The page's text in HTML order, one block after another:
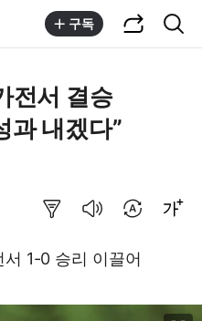
구독
전서 결승
과 내겠다”
1-0 승리 이끌어